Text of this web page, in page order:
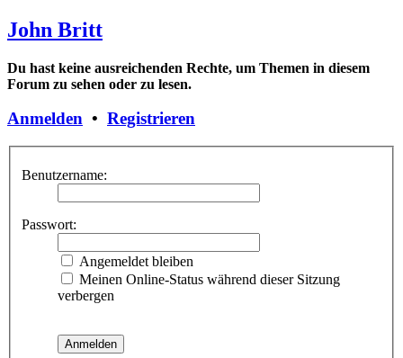
John Britt
Du hast keine ausreichenden Rechte, um Themen in diesem
Forum zu sehen oder zu lesen.
Anmelden • Registrieren
Benutzername:
Passwort:
Angemeldet bleiben
Meinen Online-Status während dieser Sitzung
verbergen